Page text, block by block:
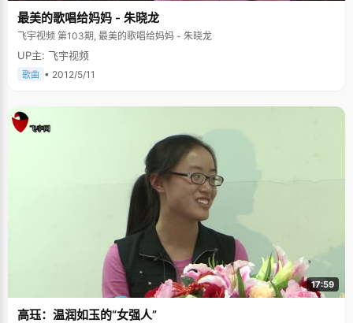
最美的歌唱给妈妈 - 朱晓龙
飞宇视频 第103期, 最美的歌唱给妈妈 - 朱晓龙
UP主: 飞宇视频
歌曲 • 2012/5/11
17:59
高珏：温润如玉的“女强人”